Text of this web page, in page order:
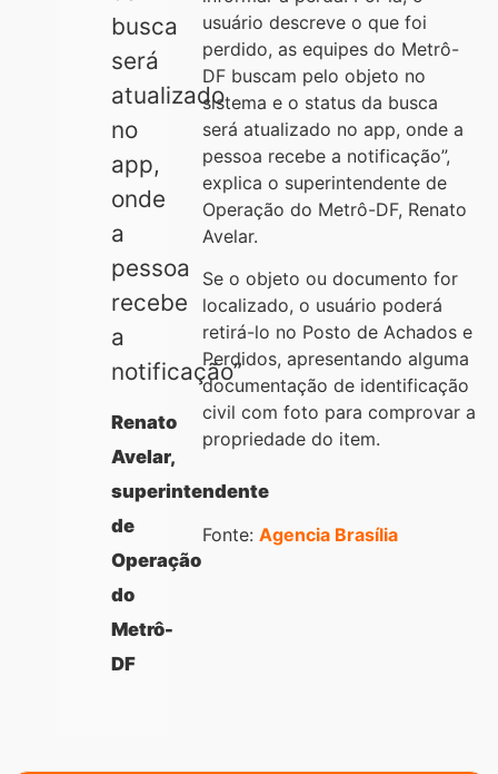
busca
será
atualizado
no
app,
onde
a
pessoa
recebe
a
notificação”
Renato
Avelar,
superintendente
de
Operação
do
Metrô-
DF
usuário descreve o que foi
perdido, as equipes do Metrô-
DF buscam pelo objeto no
sistema e o status da busca
será atualizado no app, onde a
pessoa recebe a notificação”,
explica o superintendente de
Operação do Metrô-DF, Renato
Avelar.
Se o objeto ou documento for
localizado, o usuário poderá
retirá-lo no Posto de Achados e
Perdidos, apresentando alguma
documentação de identificação
civil com foto para comprovar a
propriedade do item.
Fonte: Agencia Brasília